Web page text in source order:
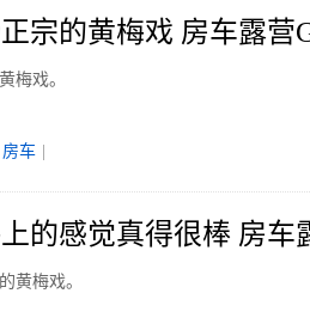
宗的黄梅戏 房车露营
梅戏。
房车
的感觉真得很棒 房车
黄梅戏。